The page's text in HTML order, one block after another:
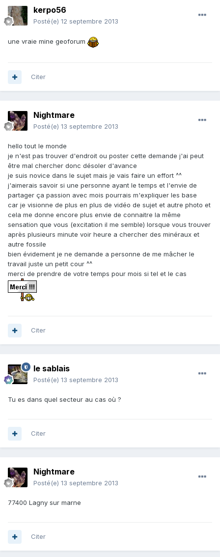
kerpo56
Posté(e) 12 septembre 2013
une vraie mine geoforum
Citer
Nightmare
Posté(e) 13 septembre 2013
hello tout le monde
je n'est pas trouver d'endroit ou poster cette demande j'ai peut
être mal chercher donc désoler d'avance
je suis novice dans le sujet mais je vais faire un effort ^^
j'aimerais savoir si une personne ayant le temps et l'envie de
partager ça passion avec mois pourrais m'expliquer les base
car je visionne de plus en plus de vidéo de sujet et autre photo et
cela me donne encore plus envie de connaitre la même
sensation que vous (excitation il me semble) lorsque vous trouver
après plusieurs minute voir heure a chercher des minéraux et
autre fossile
bien évidement je ne demande a personne de me mâcher le
travail juste un petit cour ^^
merci de prendre de votre temps pour mois si tel et le cas
Citer
le sablais
Posté(e) 13 septembre 2013
Tu es dans quel secteur au cas où ?
Citer
Nightmare
Posté(e) 13 septembre 2013
77400 Lagny sur marne
Citer